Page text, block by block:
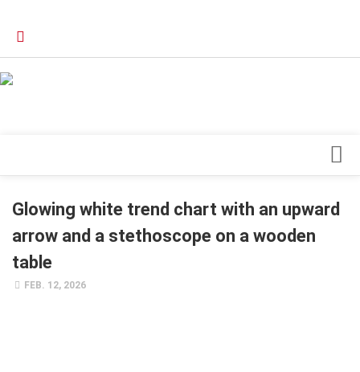
Forschung
Orthopädie
Glowing white trend chart with an upward
arrow and a stethoscope on a wooden
table
FEB. 12, 2026